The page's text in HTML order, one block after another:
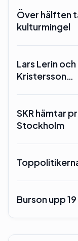
Över hälften
kulturmingel
Lars Lerin
Kristersson…
SKR hämtar
Stockholm
Burson upp